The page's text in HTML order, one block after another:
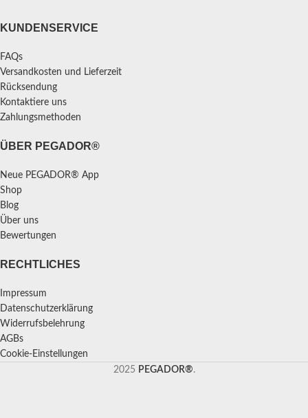
KUNDENSERVICE
FAQs
Versandkosten und Lieferzeit
Rücksendung
Kontaktiere uns
Zahlungsmethoden
ÜBER PEGADOR®
Neue PEGADOR® App
Shop
Blog
Über uns
Bewertungen
RECHTLICHES
Impressum
Datenschutzerklärung
Widerrufsbelehrung
AGBs
Cookie-Einstellungen
2025 PEGADOR®.